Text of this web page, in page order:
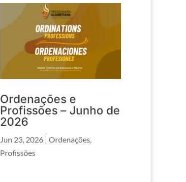
Ordenações e
Profissões – Junho de
2026
Jun 23, 2026 |Ordenações,
Profissões